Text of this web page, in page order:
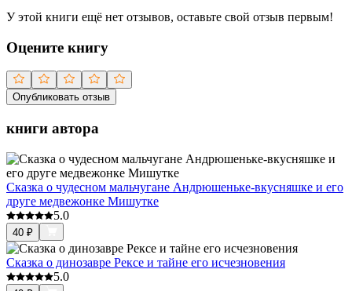
У этой книги ещё нет отзывов, оставьте свой отзыв первым!
Оцените книгу
Опубликовать отзыв
книги автора
Сказка о чудесном мальчугане Андрюшеньке-вкусняшке и его
друге медвежонке Мишутке
5.0
40 ₽
Сказка о динозавре Рексе и тайне его исчезновения
5.0